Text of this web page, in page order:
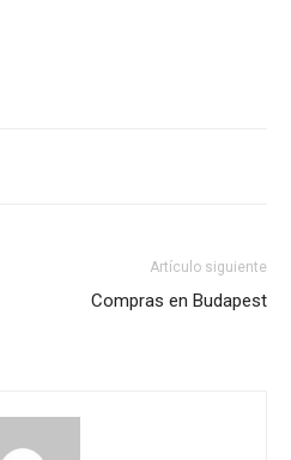
Artículo siguiente
Compras en Budapest